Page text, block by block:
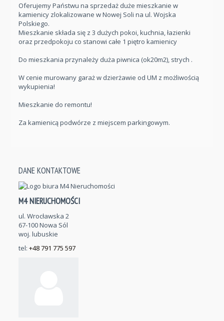
Oferujemy Państwu na sprzedaż duże mieszkanie w
kamienicy zlokalizowane w Nowej Soli na ul. Wojska
Polskiego.
Mieszkanie składa się z 3 dużych pokoi, kuchnia, łazienki
oraz przedpokoju co stanowi całe 1 piętro kamienicy
Do mieszkania przynależy duża piwnica (ok20m2), strych .
W cenie murowany garaż w dzierżawie od UM z możliwością
wykupienia!
Mieszkanie do remontu!
Za kamienicą podwórze z miejscem parkingowym.
DANE KONTAKTOWE
M4 NIERUCHOMOŚCI
ul. Wrocławska 2
67-100 Nowa Sól
woj. lubuskie
tel: +48 791 775 597